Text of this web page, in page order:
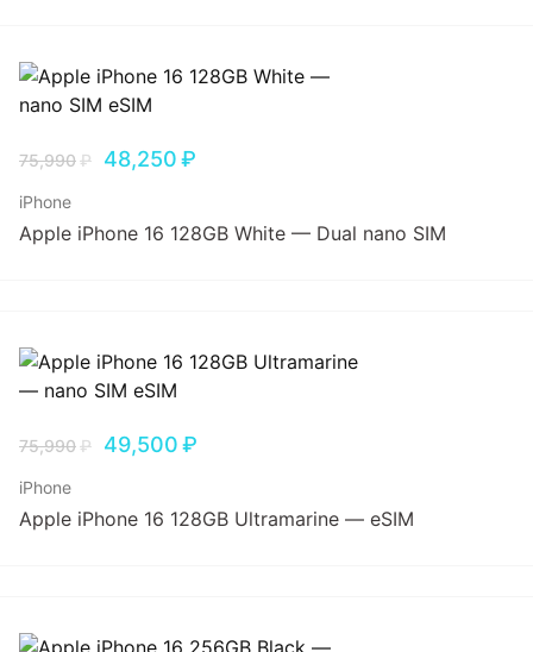
75,990₽ 48,250₽
iPhone
Apple iPhone 16 128GB White — Dual nano SIM
75,990₽ 49,500₽
iPhone
Apple iPhone 16 128GB Ultramarine — eSIM